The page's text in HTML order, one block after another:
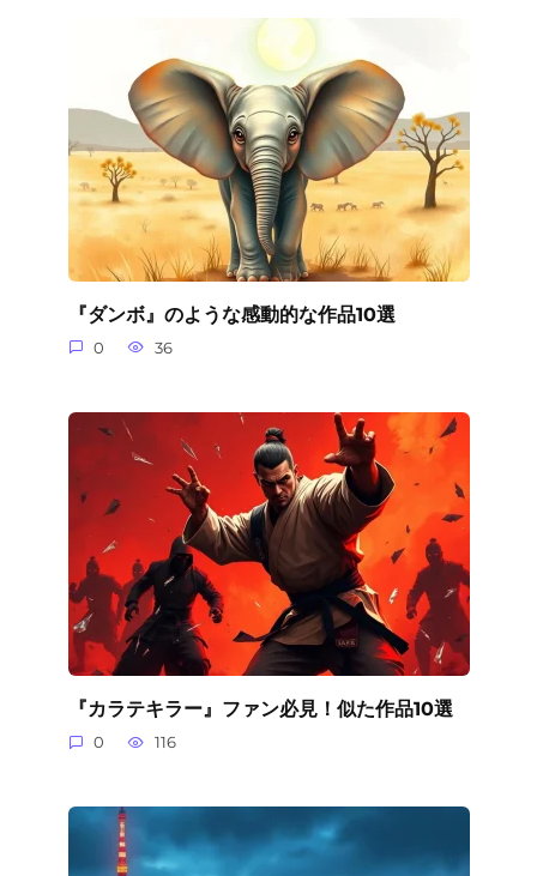
『ダンボ』のような感動的な作品10選
0 36
『カラテキラー』ファン必見！似た作品10選
0 116